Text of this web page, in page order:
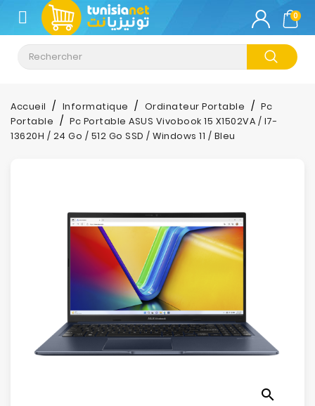
CATÉGORIE
Climatisation
Informatique
Téléphonie
Electroménager
0
Accueil Informatique Ordinateur Portable
Pc
Portable
Pc Portable ASUS Vivobook 15 X1502VA / I7-
13620H / 24 Go / 512 Go SSD / Windows 11 / Bleu
search